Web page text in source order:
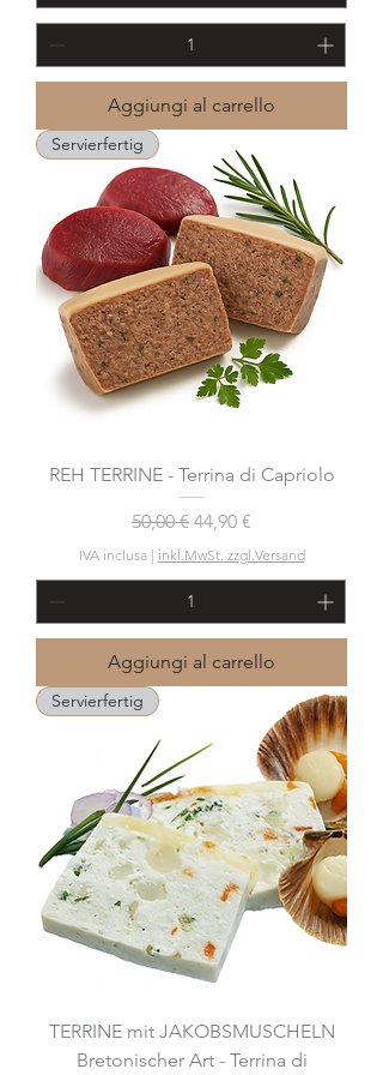
Aggiungi al carrello
Servierfertig
REH TERRINE - Terrina di Capriolo
Prezzo regolare
50,00 € Prezzo scontato
44,90 €
IVA inclusa| inkl.MwSt. zzgl.Versand
Aggiungi al carrello
Servierfertig
TERRINE mit JAKOBSMUSCHELN
Bretonischer Art - Terrina di